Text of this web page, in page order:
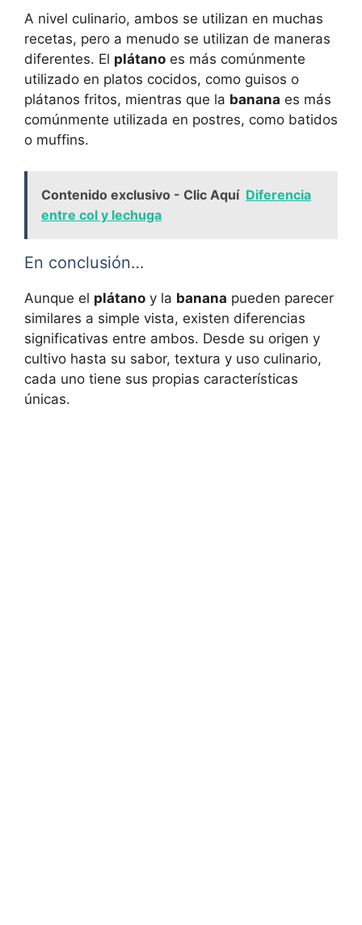
A nivel culinario, ambos se utilizan en muchas
recetas, pero a menudo se utilizan de maneras
diferentes. El plátano es más comúnmente
utilizado en platos cocidos, como guisos o
plátanos fritos, mientras que la banana es más
comúnmente utilizada en postres, como batidos
o muffins.
Contenido exclusivo - Clic Aquí Diferencia
entre col y lechuga
En conclusión…
Aunque el plátano y la banana pueden parecer
similares a simple vista, existen diferencias
significativas entre ambos. Desde su origen y
cultivo hasta su sabor, textura y uso culinario,
cada uno tiene sus propias características
únicas.